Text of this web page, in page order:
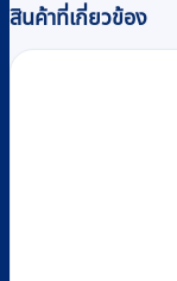
สินค้าที่เกี่ยวข้อง